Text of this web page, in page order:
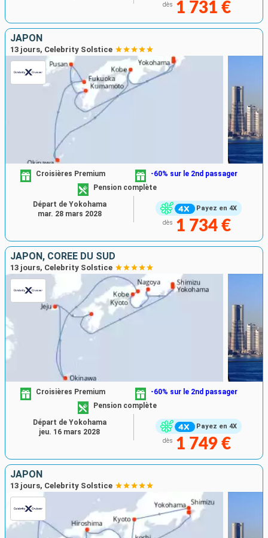
dès 1 731 €
JAPON
13 jours, Celebrity Solstice
Payez en 4X
Croisières Premium
-60% sur le 2nd passager
Pension complète
dès 1 734 €
Départ de Yokohama
mar. 28 mars 2028
JAPON, CORÉE DU SUD
13 jours, Celebrity Solstice
Payez en 4X
Croisières Premium
-60% sur le 2nd passager
Pension complète
dès 1 749 €
Départ de Yokohama
jeu. 16 mars 2028
JAPON
13 jours, Celebrity Solstice